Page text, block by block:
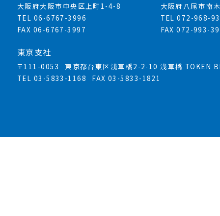
大阪府大阪市中央区上町1-4-8
TEL 06-6767-3996
FAX 06-6767-3997
大阪府八尾市南
TEL 072-968-
FAX 072-993-
東京支社
〒111-0053
東京都台東区浅草橋2-2-10 浅草橋 TOKEN
TEL 03-5833-1168
FAX 03-5833-1821